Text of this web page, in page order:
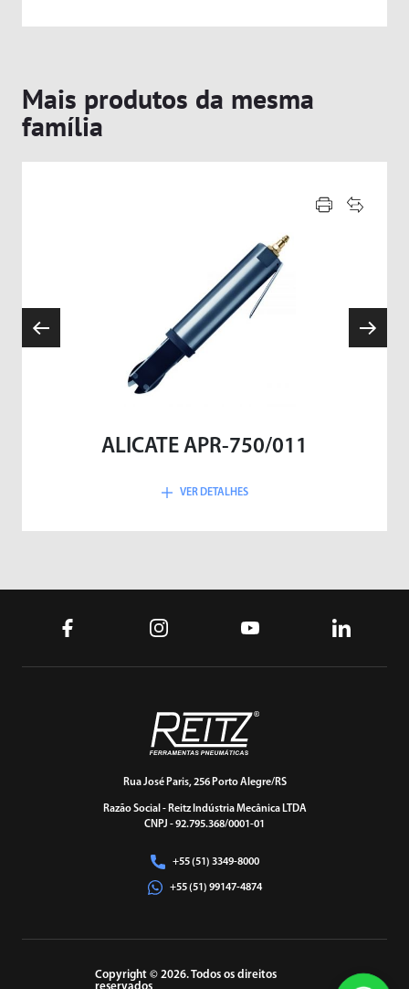
Mais produtos da mesma
família
ALICATE APR-750/011
VER DETALHES
Rua José Paris, 256 Porto Alegre/RS
Razão Social - Reitz Indústria Mecânica LTDA
CNPJ - 92.795.368/0001-01
+55 (51) 3349-8000
+55 (51) 99147-4874
Copyright © 2026. Todos os direitos